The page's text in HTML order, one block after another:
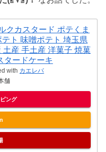
クカスタード ポテくま
ト 味噌ポテト 埼玉県
土産 手土産 洋菓子 焼菓
タードケーキ
with カエレバ
舗
ング